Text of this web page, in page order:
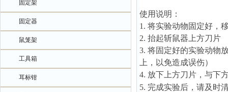
固定架
固定器
鼠笼架
工具箱
耳标钳
使用说明：
1. 将实验动物固定好，
2. 抬起斩鼠器上方刀片
3. 将固定好的实验动物
上，以免造成误伤）
4. 放下上方刀片，与下
5. 完成实验后，请及时